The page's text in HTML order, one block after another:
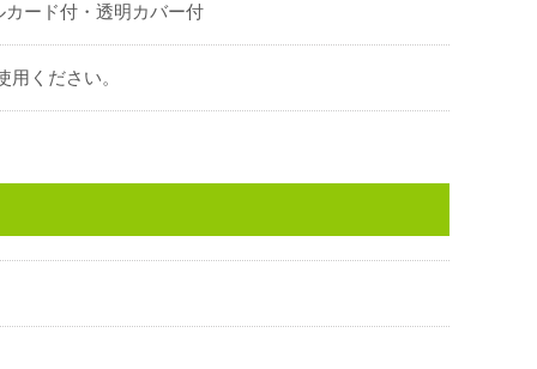
ード付・透明カバー付
ください。